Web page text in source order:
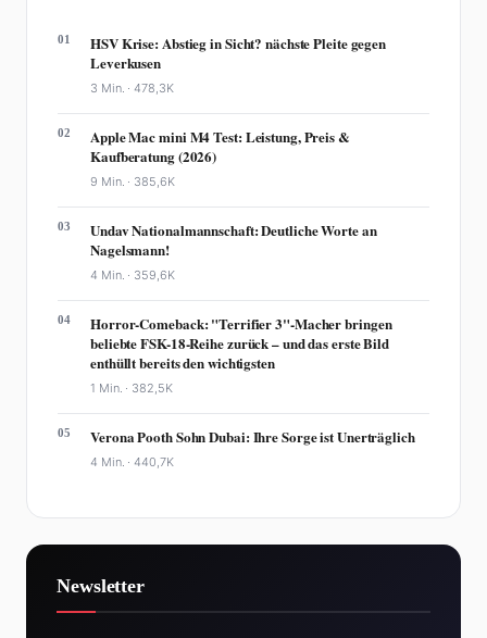
01
HSV Krise: Abstieg in Sicht? nächste Pleite gegen
Leverkusen
3 Min. ·478,3K
02
Apple Mac mini M4 Test: Leistung, Preis &
Kaufberatung (2026)
9 Min. · 385,6K
03
Undav Nationalmannschaft: Deutliche Worte an
Nagelsmann!
4 Min. · 359,6K
04
Horror-Comeback: "Terrifier 3"-Macher bringen
beliebte FSK-18-Reihe zurück – und das erste Bild
enthüllt bereits den wichtigsten
1 Min. · 382,5K
05 Verona Pooth Sohn Dubai: Ihre Sorge ist Unerträglich
4 Min. ·440,7K
Newsletter